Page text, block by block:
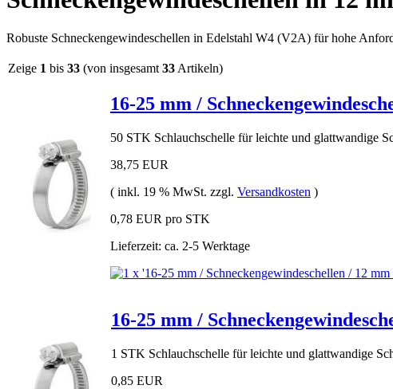
Robuste Schneckengewindeschellen in Edelstahl W4 (V2A) für hohe
Zeige 1 bis 33 (von insgesamt 33 Artikeln)
16-25 mm /
50 STK Schlauchschelle für leichte und glattwandige
38,75 EUR
( inkl. 19 % MwSt. zzgl. Versandkosten )
0,78 EUR pro STK
Lieferzeit: ca. 2-5 Werktage
16-25 mm /
1 STK Schlauchschelle für leichte und glattwandige
0,85 EUR